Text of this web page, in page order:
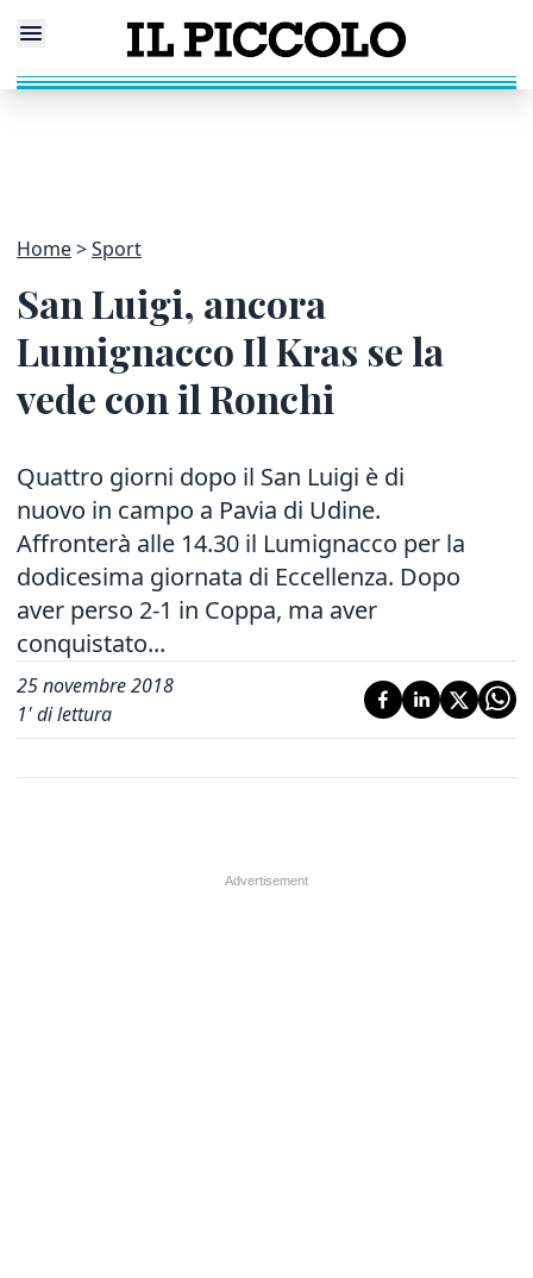
Home Sport
San Luigi, ancora
Lumignacco Il Kras se la
vede con il Ronchi
Quattro giorni dopo il San Luigi è di
nuovo in campo a Pavia di Udine.
Affronterà alle 14.30 il Lumignacco per la
dodicesima giornata di Eccellenza. Dopo
aver perso 2-1 in Coppa, ma aver
conquistato...
25 novembre 2018
1' di lettura